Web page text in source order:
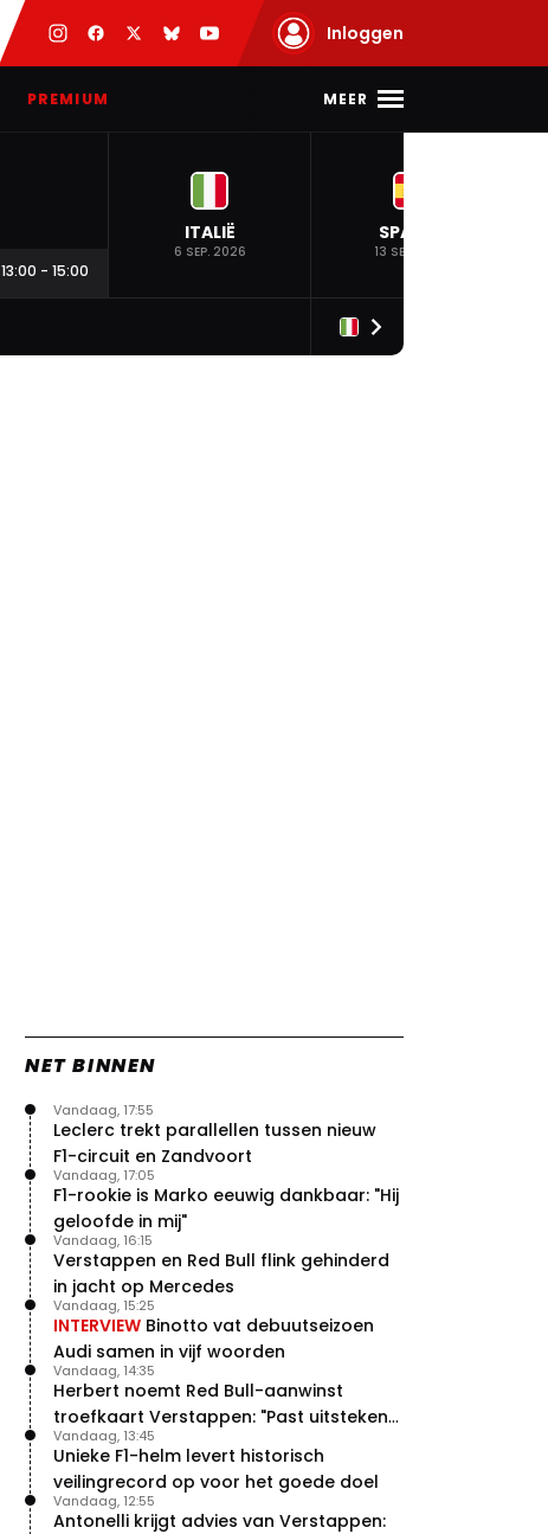
Inloggen
PREMIUM MEER
13:00 - 15:00
ITALIË
6 SEP. 2026
SPANJE
13 SEP. 2026
NET BINNEN
Leclerc trekt parallellen tussen nieuw
F1-circuit en Zandvoort
Vandaag, 17:55
F1-rookie is Marko eeuwig dankbaar: "Hij
geloofde in mij"
Vandaag, 17:05
Verstappen en Red Bull flink gehinderd
in jacht op Mercedes
Vandaag, 16:15
INTERVIEW Binotto vat debuutseizoen
Audi samen in vijf woorden
Vandaag, 15:25
Herbert noemt Red Bull-aanwinst
troefkaart Verstappen: "Past uitstekend
bij Red Bull"
Vandaag, 14:35
Unieke F1-helm levert historisch
veilingrecord op voor het goede doel
Vandaag, 13:45
Antonelli krijgt advies van Verstappen:
Vandaag, 12:55